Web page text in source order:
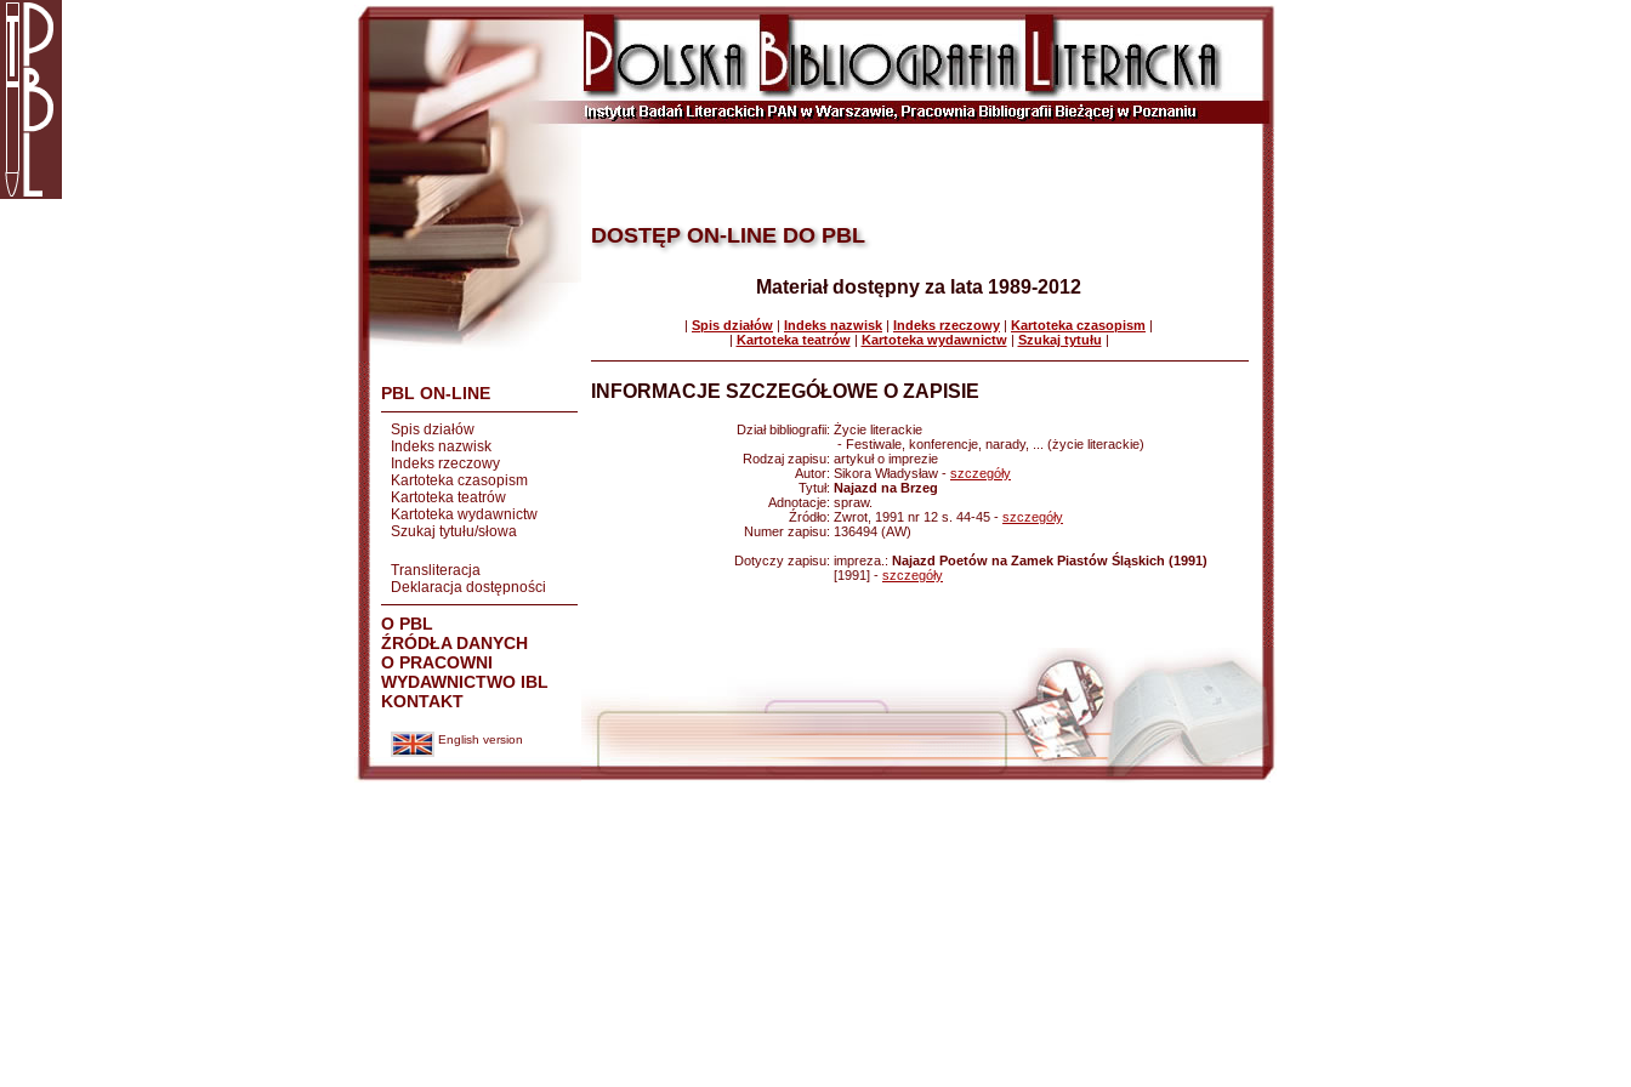
PBL ON-LINE
Spis działów
Indeks nazwisk
Indeks rzeczowy
Kartoteka czasopism
Kartoteka teatrów
Kartoteka wydawnictw
Szukaj tytułu/słowa
Transliteracja
Deklaracja dostępności
O PBL
ŹRÓDŁA DANYCH
O PRACOWNI
WYDAWNICTWO IBL
KONTAKT
English version
DOSTĘP ON-LINE DO PBL
Materiał dostępny za lata 1989-2012
| Spis działów | Indeks nazwisk | Indeks rzeczowy | Kartoteka czasopism |
| Kartoteka teatrów| Kartoteka wydawnictw| Szukaj tytułu |
INFORMACJE SZCZEGÓŁOWE O ZAPISIE
Dział bibliografii: Życie literackie
- Festiwale, konferencje, narady, ... (życie literackie)
Rodzaj zapisu: artykuł o imprezie
Autor: Sikora Władysław - szczegóły
Tytuł: Najazd na Brzeg
Adnotacje: spraw.
Źródło: Zwrot, 1991 nr 12 s. 44-45 - szczegóły
Numer zapisu: 136494 (AW)
Dotyczy zapisu: impreza.: Najazd Poetów na Zamek Piastów Śląskich (1991)
[1991] - szczegóły